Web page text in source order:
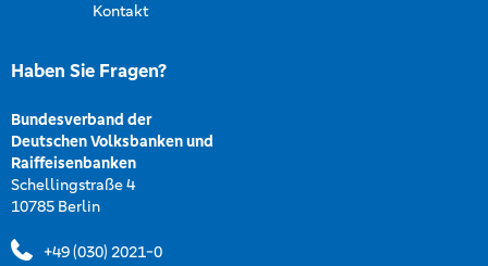
Kontakt
Haben Sie Fragen?
Bundesverband der
Deutschen Volksbanken und
Raiffeisenbanken
Schellingstraße 4
10785 Berlin
+49 (030) 2021-0